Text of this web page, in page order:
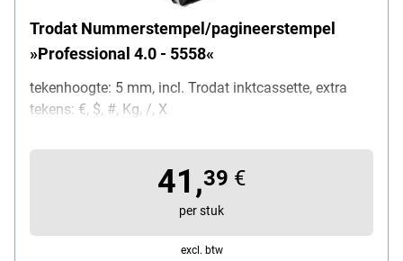
Trodat Nummerstempel/pagineerstempel
»Professional 4.0 - 5558«
tekenhoogte: 5 mm, incl. Trodat inktcassette, extra
tekens: €, $, #, Kg, /, X
41,39 €
per stuk
excl. btw